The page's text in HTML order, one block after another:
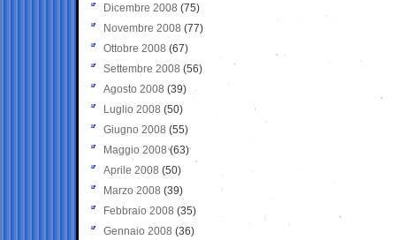
Dicembre 2008 (75)
Novembre 2008 (77)
Ottobre 2008 (67)
Settembre 2008 (56)
Agosto 2008 (39)
Luglio 2008 (50)
Giugno 2008 (55)
Maggio 2008(63)
Aprile 2008 (50)
Marzo 2008 (39)
Febbraio 2008 (35)
Gennaio 2008 (36)